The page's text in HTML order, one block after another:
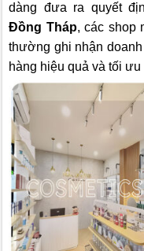
dàng đưa ra quyết
Đồng Tháp, các shop
thường ghi nhận
hàng hiệu quả và tối